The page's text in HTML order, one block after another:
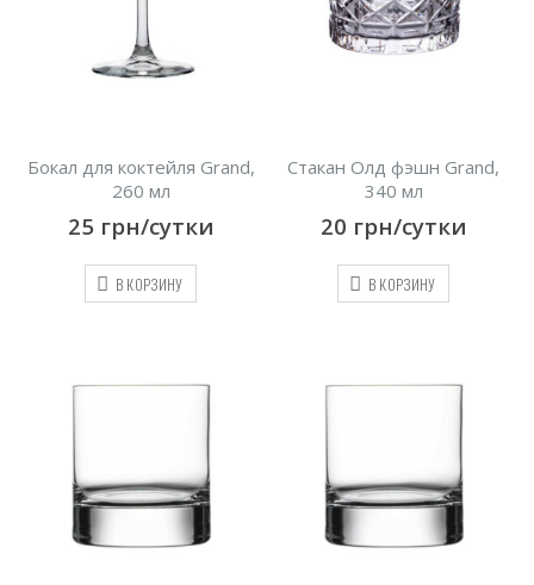
Бокал для коктейля Grand,
260 мл
25 грн/сутки
В КОРЗИНУ
Стакан Олд фэшн Grand,
340 мл
20 грн/сутки
В КОРЗИНУ